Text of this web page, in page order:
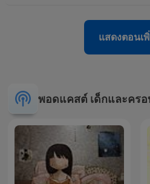
แสดงตอนเ
พอดแคสต์ เด็กและครอ